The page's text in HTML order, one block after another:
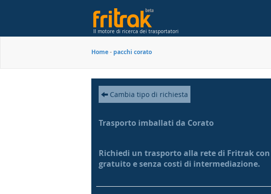
Il motore di ricerca dei trasportatori
Home- pacchi corato
Cambia tipo di richiesta
Trasporto imballati da Corato
Richiedi un trasporto alla rete di Fritrak
gratuito e senza costi di intermediazione.